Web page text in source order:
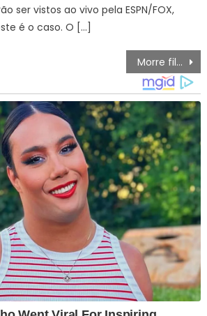
ser vistos ao vivo pela ESPN/FOX,
é o caso. O […]
Morre filósofo alemão Jürgen Habermas aos 96 anos